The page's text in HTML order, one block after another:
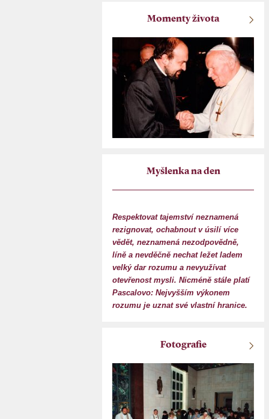
Momenty života
Myšlenka na den
Respektovat tajemství neznamená
rezignovat, ochabnout v úsilí více
vědět, neznamená nezodpovědně,
líně a nevděčně nechat ležet ladem
velký dar rozumu a nevyužívat
otevřenost mysli. Nicméně stále platí
Pascalovo: Nejvyšším výkonem
rozumu je uznat své vlastní hranice.
Fotografie